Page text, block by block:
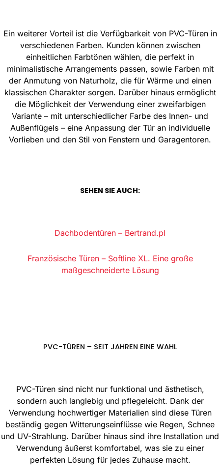
Ein weiterer Vorteil ist die Verfügbarkeit von PVC-Türen in
verschiedenen Farben. Kunden können zwischen
einheitlichen Farbtönen wählen, die perfekt in
minimalistische Arrangements passen, sowie Farben mit
der Anmutung von Naturholz, die für Wärme und einen
klassischen Charakter sorgen. Darüber hinaus ermöglicht
die Möglichkeit der Verwendung einer zweifarbigen
Variante – mit unterschiedlicher Farbe des Innen- und
Außenflügels – eine Anpassung der Tür an individuelle
Vorlieben und den Stil von Fenstern und Garagentoren.
SEHEN SIE AUCH:
Dachbodentüren – Bertrand.pl
Französische Türen – Softline XL. Eine große
maßgeschneiderte Lösung
PVC-TÜREN – SEIT JAHREN EINE WAHL
PVC-Türen sind nicht nur funktional und ästhetisch,
sondern auch langlebig und pflegeleicht. Dank der
Verwendung hochwertiger Materialien sind diese Türen
beständig gegen Witterungseinflüsse wie Regen, Schnee
und UV-Strahlung. Darüber hinaus sind ihre Installation und
Verwendung äußerst komfortabel, was sie zu einer
perfekten Lösung für jedes Zuhause macht.